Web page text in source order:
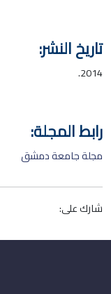
تاريخ النشر:
2014.
رابط المجلة:
مجلة جامعة دمشق
شارك على: